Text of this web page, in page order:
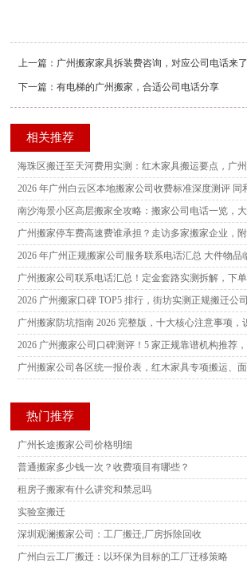
上一篇： 广州搬家家具拆装费咨询，对应公司电话来了
下一篇：有电梯的广州搬家，合适公司电话分享
相关推荐
热门推荐
广州长途搬家公司价格明细
普通搬家多少钱一次？收费项目有哪些？
租房子搬家有什么讲究和禁忌吗
实验室搬迁
深圳观澜搬家公司：工厂搬迁,厂房拆除回收
广州白云工厂搬迁：以环保为目标的工厂迁移策略